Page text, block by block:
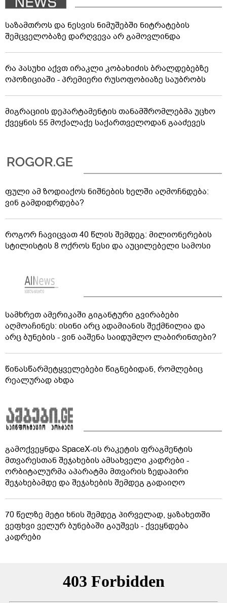
საზამთროს და ნესვის ნიმუშებში ნიტრატების
შემცველობაზე დარღვევა არ გამოვლინდა
რა პასუხი აქვთ ირაკლი კობახიძის ბრალდებებზე
ოპოზიციაში - პრემიერი რუსოფობიაზე საუბრობს
მიგრაციის დეპარტამენტის თანამშრომლებმა უცხო
ქვეყნის 55 მოქალაქე საქართველოდან გააძევეს
ფული ამ ზოდიაქოს ნიშნების ხელში აღმოჩნდება:
ვინ გამდიდრდება?
როგორ ჩავიცვათ 40 წლის შემდეგ: მილიონერების
სტილისტის 8 ოქროს წესი და აუცილებელი სამოსი
სამხრეთ ამერიკაში გიგანტური გვირაბები
აღმოაჩინეს: ისინი არც ადამიანის შექმნილია და
არც ბუნების - ვინ ააშენა საიდუმლო ლაბირინთები?
წინასწარმეტყველებები წიგნებიდან, რომლებიც
რეალურად ახდა
გამოქვეყნდა SpaceX-ის რაკეტის ფრაგმენტის
მთვარესთან შეჯახების ამსახველი კადრები -
ორბიტალურმა აპარატმა მთვარის ზედაპირი
შეჯახებამდე და შეჯახების შემდეგ გადაიღო
70 წელზე მეტი ხნის შემდეგ პირველად, ყაზახეთში
ვეფხვი ველურ ბუნებაში გაუშვეს - ქვეყნდება
კადრები